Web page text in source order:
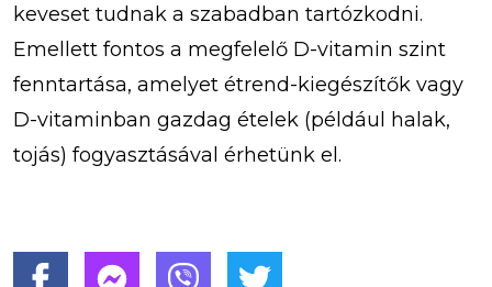
keveset tudnak a szabadban tartózkodni.
Emellett fontos a megfelelő D-vitamin szint
fenntartása, amelyet étrend-kiegészítők vagy
D-vitaminban gazdag ételek (például halak,
tojás) fogyasztásával érhetünk el.